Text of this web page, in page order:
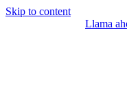
Skip to content
Llama